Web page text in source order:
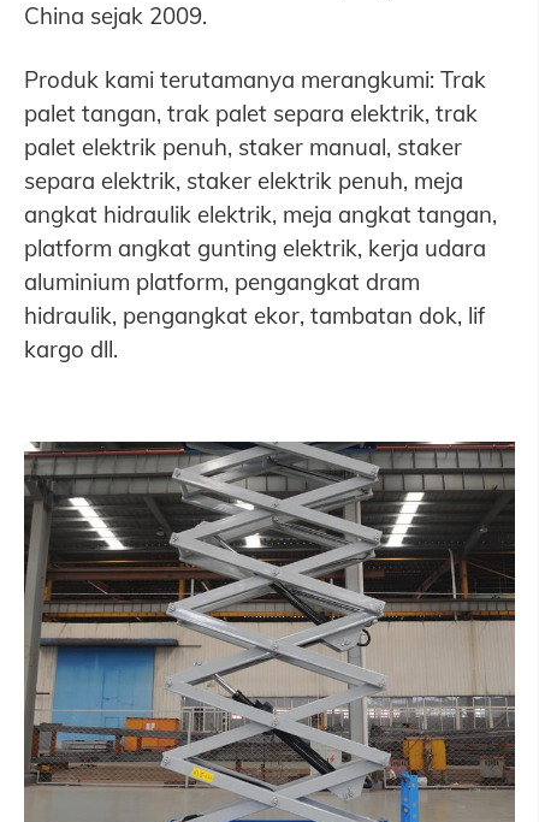
China sejak 2009.
Produk kami terutamanya merangkumi: Trak
palet tangan, trak palet separa elektrik, trak
palet elektrik penuh, staker manual, staker
separa elektrik, staker elektrik penuh, meja
angkat hidraulik elektrik, meja angkat tangan,
platform angkat gunting elektrik, kerja udara
aluminium platform, pengangkat dram
hidraulik, pengangkat ekor, tambatan dok, lif
kargo dll.